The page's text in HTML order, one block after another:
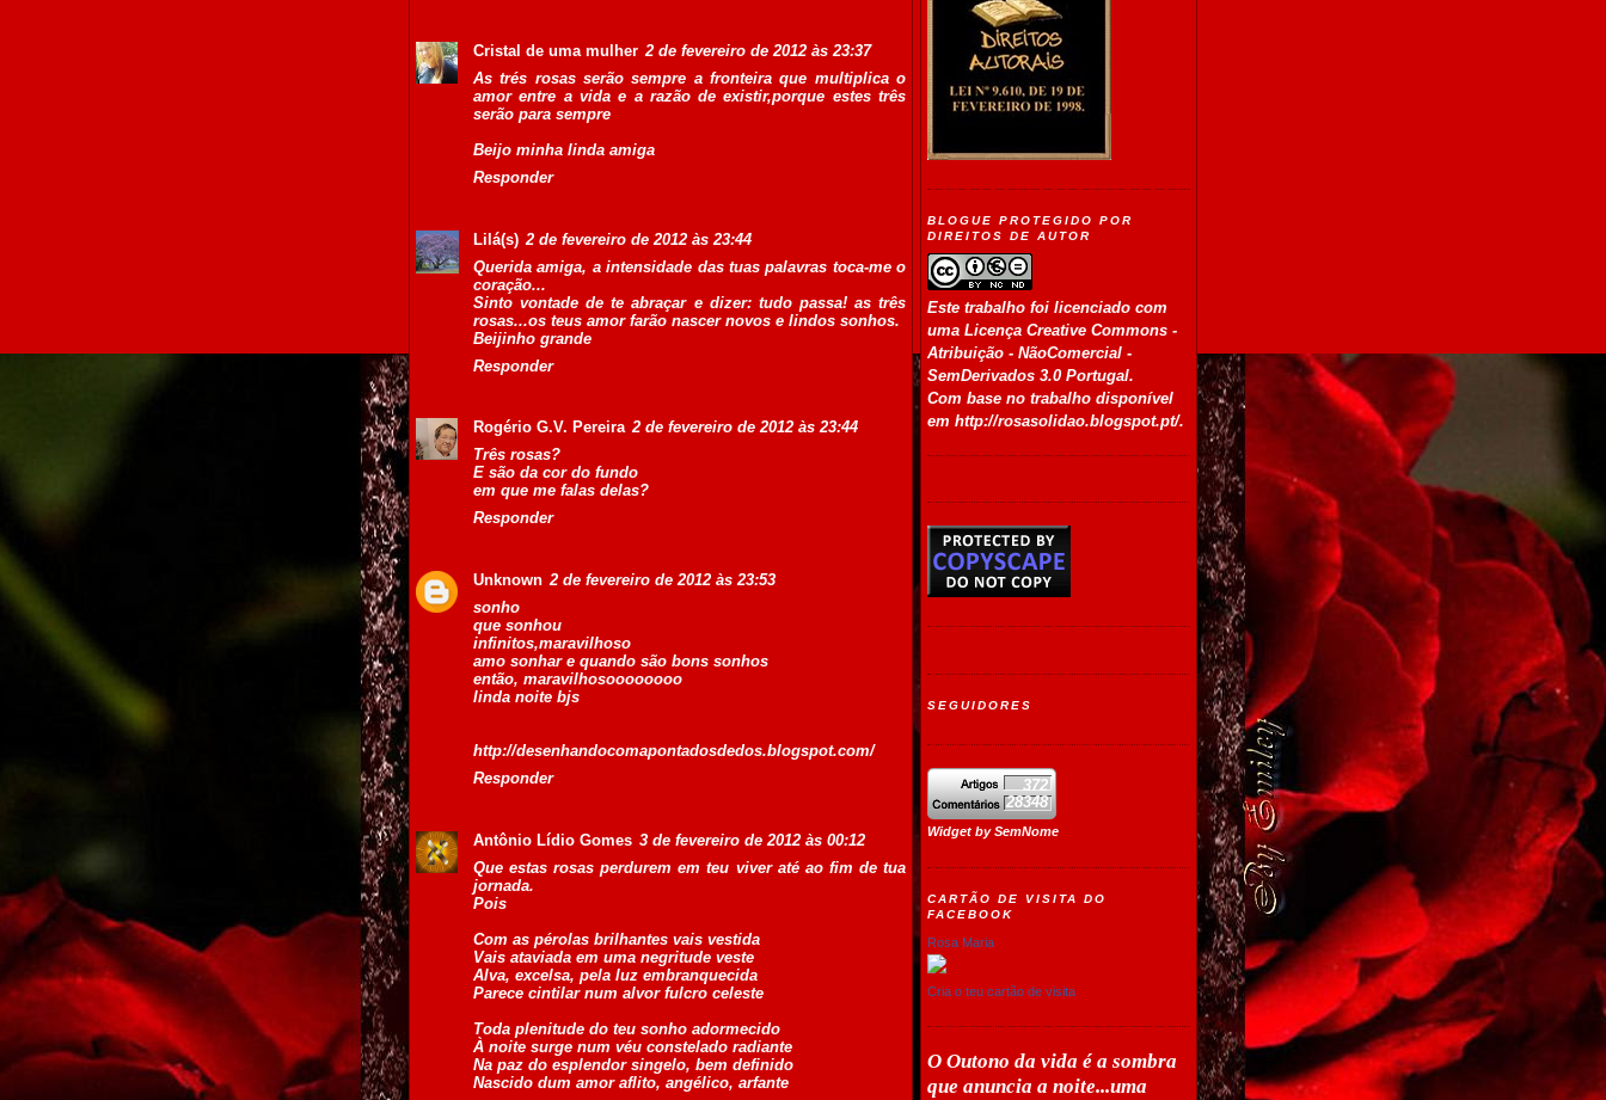
Cristal de uma mulher 2 de fevereiro de 2012 às 23:37
As trés rosas serão sempre a fronteira que multiplica o
amor entre a vida e a razão de existir,porque estes três
serão para sempre
Beijo minha linda amiga
Responder
Lilá(s) 2 de fevereiro de 2012 às 23:44
Querida amiga, a intensidade das tuas palavras toca-me o
coração...
Sinto vontade de te abraçar e dizer: tudo passa! as três
rosas...os teus amor farão nascer novos e lindos sonhos.
Beijinho grande
Responder
Rogério G.V. Pereira 2 de fevereiro de 2012 às 23:44
Três rosas?
E são da cor do fundo
em que me falas delas?
Responder
Unknown 2 de fevereiro de 2012 às 23:53
sonho
que sonhou
infinitos,maravilhoso
amo sonhar e quando são bons sonhos
então, maravilhosoooooooo
linda noite bjs
http://desenhandocomapontadosdedos.blogspot.com/
Responder
Antônio Lídio Gomes 3 de fevereiro de 2012 às 00:12
Que estas rosas perdurem em teu viver até ao fim de tua
jornada.
Pois
Com as pérolas brilhantes vais vestida
Vais ataviada em uma negritude veste
Alva, excelsa, pela luz embranquecida
Parece cintilar num alvor fulcro celeste
Toda plenitude do teu sonho adormecido
À noite surge num véu constelado radiante
Na paz do esplendor singelo, bem definido
Nascido dum amor aflito, angélico, arfante
BLOGUE PROTEGIDO POR
DIREITOS DE AUTOR
Este trabalho foi licenciado com
uma Licença Creative Commons -
Atribuição - NãoComercial -
SemDerivados 3.0 Portugal.
Com base no trabalho disponível
em http://rosasolidao.blogspot.pt/.
SEGUIDORES
372
28348
Widget bySemNome
CARTÃO DE VISITA DO
FACEBOOK
Rosa Maria
Cria o teu cartão de visita
O Outono da vida é a sombra
que anuncia a noite...uma